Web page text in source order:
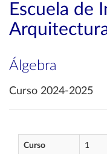
Escuela de
Álgebra
Curso 2024-2025
Curso 1